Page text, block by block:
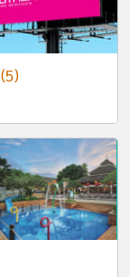
(5)